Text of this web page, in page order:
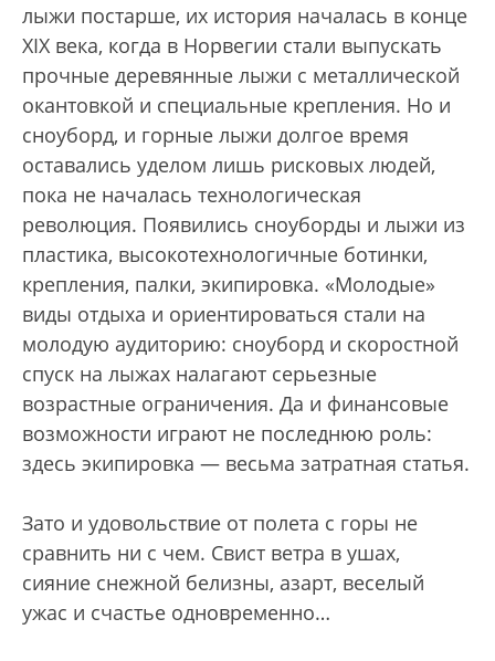
лыжи постарше, их история началась в конце
XIX века, когда в Норвегии стали выпускать
прочные деревянные лыжи с металлической
окантовкой и специальные крепления. Но и
сноуборд, и горные лыжи долгое время
оставались уделом лишь рисковых людей,
пока не началась технологическая
революция. Появились сноуборды и лыжи из
пластика, высокотехнологичные ботинки,
крепления, палки, экипировка. «Молодые»
виды отдыха и ориентироваться стали на
молодую аудиторию: сноуборд и скоростной
спуск на лыжах налагают серьезные
возрастные ограничения. Да и финансовые
возможности играют не последнюю роль:
здесь экипировка — весьма затратная статья.
Зато и удовольствие от полета с горы не
сравнить ни с чем. Свист ветра в ушах,
сияние снежной белизны, азарт, веселый
ужас и счастье одновременно…